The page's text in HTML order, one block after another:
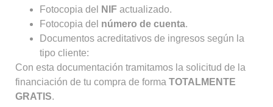
Fotocopia del NIF actualizado.
Fotocopia del número de cuenta.
Documentos acreditativos de ingresos según la
tipo cliente:
Con esta documentación tramitamos la solicitud de la
financiación de tu compra de forma TOTALMENTE
GRATIS.